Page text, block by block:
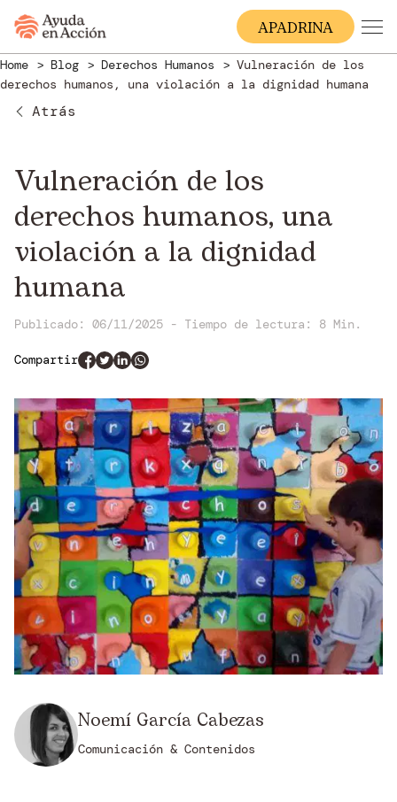
APADRINA
Home Blog Derechos Humanos
Vulneración de los
derechos humanos, una violación a la dignidad humana
Atrás
Vulneración de los
derechos humanos, una
violación a la dignidad
humana
Publicado: 06/11/2025 - Tiempo de lectura: 8 Min.
Compartir
Noemí García Cabezas
Comunicación & Contenidos